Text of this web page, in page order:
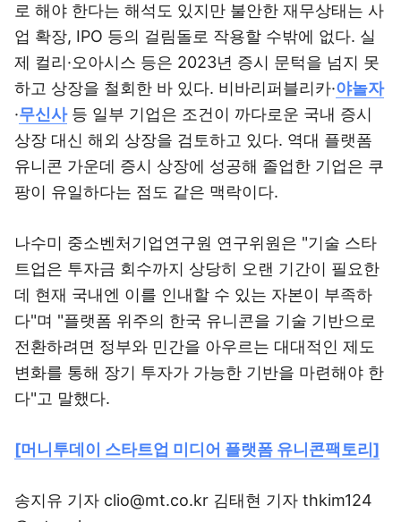
로 해야 한다는 해석도 있지만 불안한 재무상태는 사
업 확장, IPO 등의 걸림돌로 작용할 수밖에 없다. 실
제 컬리·오아시스 등은 2023년 증시 문턱을 넘지 못
하고 상장을 철회한 바 있다. 비바리퍼블리카·야놀자
·무신사등 일부 기업은 조건이 까다로운 국내 증시
상장 대신 해외 상장을 검토하고 있다. 역대 플랫폼
유니콘 가운데 증시 상장에 성공해 졸업한 기업은 쿠
팡이 유일하다는 점도 같은 맥락이다.
나수미 중소벤처기업연구원 연구위원은 "기술 스타
트업은 투자금 회수까지 상당히 오랜 기간이 필요한
데 현재 국내엔 이를 인내할 수 있는 자본이 부족하
다"며 "플랫폼 위주의 한국 유니콘을 기술 기반으로
전환하려면 정부와 민간을 아우르는 대대적인 제도
변화를 통해 장기 투자가 가능한 기반을 마련해야 한
다"고 말했다.
[머니투데이 스타트업 미디어 플랫폼 유니콘팩토리]
송지유 기자 clio@mt.co.kr 김태현 기자 thkim124